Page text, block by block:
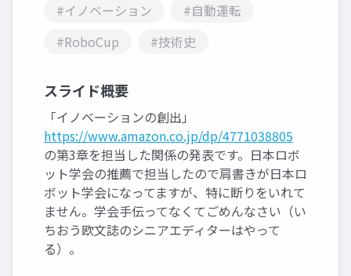
#イノベーション
#自動運転
#RoboCup
#技術史
スライド概要
「イノベーションの創出」
https://www.amazon.co.jp/dp/4771038805
の第3章を担当した関係の発表です。日本ロボ
ット学会の推薦で担当したので肩書きが日本ロ
ボット学会になってますが、特に断りをいれて
ません。学会手伝ってなくてごめんなさい（い
ちおう欧文誌のシニアエディターはやって
る）。